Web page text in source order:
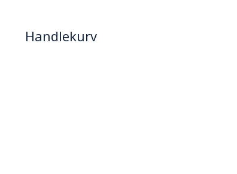
Handlekurv